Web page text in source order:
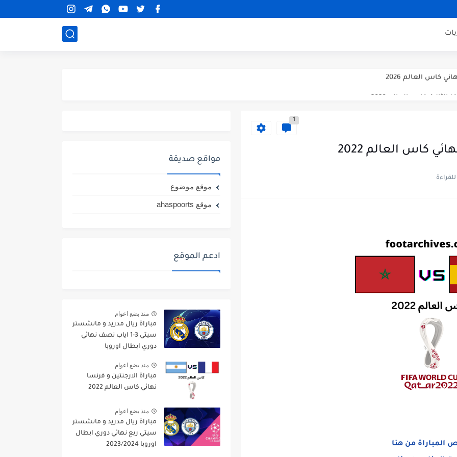
كاس العالم 2026
1
كاس العالم 2022
المباراة من هنا
مواقع صديقة
موقع موضوع
موقع ahaspoorts
ادعم الموقع
منذ بضع اعوام
مباراة ريال مدريد و مانشستر
سيتي 3-1 اياب نصف نهائي
دوري ابطال اوروبا
منذ بضع اعوام
مباراة الارجنتين و فرنسا
نهائي كاس العالم 2022
منذ بضع اعوام
مباراة ريال مدريد و مانشستر
سيتي ربع نهائي دوري ابطال
اوروبا 2023/2024